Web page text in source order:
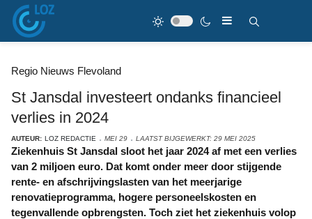
Regio Nieuws Flevoland
St Jansdal investeert ondanks financieel
verlies in 2024
AUTEUR: LOZ REDACTIE MEI 29 LAATST BIJGEWERKT: 29 MEI 2025
Ziekenhuis St Jansdal sloot het jaar 2024 af met een verlies
van 2 miljoen euro. Dat komt onder meer door stijgende
rente- en afschrijvingslasten van het meerjarige
renovatieprogramma, hogere personeelskosten en
tegenvallende opbrengsten. Toch ziet het ziekenhuis volop